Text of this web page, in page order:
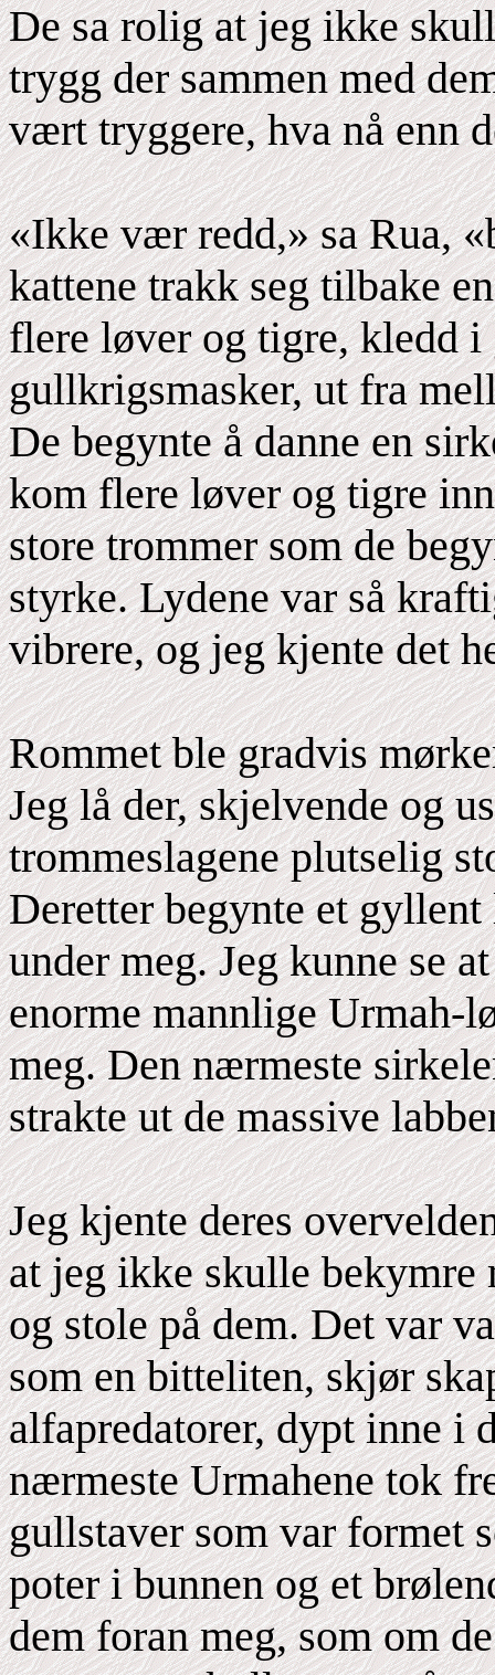
De sa rolig at jeg ikke
trygg der sammen med
vært tryggere, hva nå enn
«Ikke vær redd,» sa Rua,
kattene trakk seg tilbake
flere løver og tigre, kledd
gullkrigsmasker, ut fra
De begynte å danne en
kom flere løver og tigre
store trommer som de
styrke. Lydene var så
vibrere, og jeg kjente det
Rommet ble gradvis
Jeg lå der, skjelvende og
trommeslagene plutselig
Deretter begynte et
under meg. Jeg kunne se
enorme mannlige Urmah-
meg. Den nærmeste
strakte ut de massive
Jeg kjente deres
at jeg ikke skulle
og stole på dem. Det var
som en bitteliten, skjør
alfapredatorer, dypt inne i
nærmeste Urmahene tok
gullstaver som var formet
poter i bunnen og et
dem foran meg, som om